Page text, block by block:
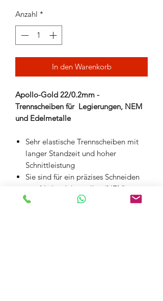
Anzahl *
In den Warenkorb
Apollo-Gold 22/0.2mm -
Trennscheiben für Legierungen, NEM
und Edelmetalle
Sehr elastische Trennscheiben mit
langer Standzeit und hoher
Schnittleistung
Sie sind für ein präzises Schneiden
von Nichtedelmetallen (NEM),
Edelmetallen und Kunststoffen